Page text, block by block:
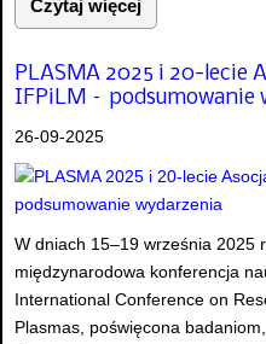
Czytaj więcej
PLASMA 2025 i 20-lecie
IFPiLM – podsumowanie
26-09-2025
W dniach 15–19 września 2025
międzynarodowa konferencja
International Conference on
Plasmas, poświęcona